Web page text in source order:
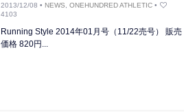
2013/12/08 • NEWS ONEHUNDRED ATHLETIC •
4103
Running Style 2014年01月号（11/22売号） 販売
価格 820円...